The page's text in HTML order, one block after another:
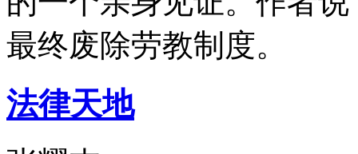
最终废除劳教制度。
法律天地